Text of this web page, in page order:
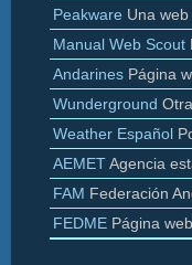
Peakware Una
Manual Web Scout
Andarines Página
Wunderground
Weather Español
AEMETAgencia
FAM Federación
FEDME Página